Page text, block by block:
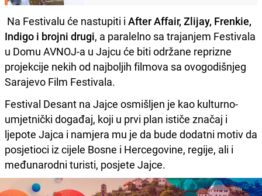
Na Festivalu će nastupiti i After Affair, Zlijay, Frenkie,
Indigo i brojni drugi, a paralelno sa trajanjem Festivala
u Domu AVNOJ-a u Jajcu će biti održane reprizne
projekcije nekih od najboljih filmova sa ovogodišnjeg
Sarajevo Film Festivala.
Festival Desant na Jajce osmišljen je kao kulturno-
umjetnički događaj, koji u prvi plan ističe značaj i
ljepote Jajca i namjera mu je da bude dodatni motiv da
posjetioci iz cijele Bosne i Hercegovine, regije, ali i
međunarodni turisti, posjete Jajce.